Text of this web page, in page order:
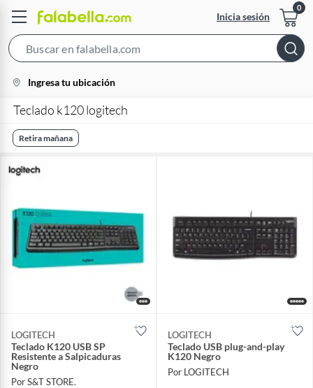
Inicia sesión
Bar
location-
icon
Ingresa tu ubicación
Teclado k120 logitech
Retira mañana
LOGITECH
Teclado K120 USB SP
Resistente a Salpicaduras
Negro
Por S&T STORE.
LOGITECH
Teclado USB plug-and-play
K120 Negro
Por LOGITECH